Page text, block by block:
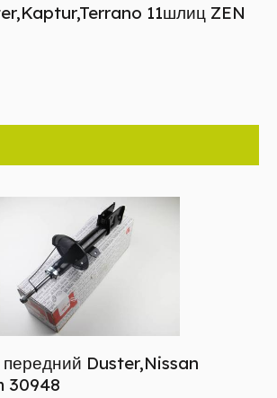
11шлиц ZEN
Duster,Nissan
30948